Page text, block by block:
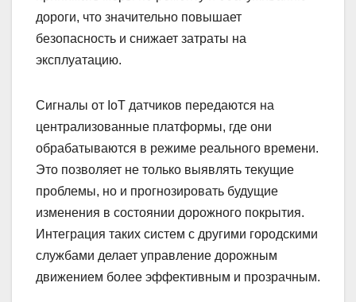
дороги, что значительно повышает
безопасность и снижает затраты на
эксплуатацию.
Сигналы от IoT датчиков передаются на
централизованные платформы, где они
обрабатываются в режиме реального времени.
Это позволяет не только выявлять текущие
проблемы, но и прогнозировать будущие
изменения в состоянии дорожного покрытия.
Интеграция таких систем с другими городскими
службами делает управление дорожным
движением более эффективным и прозрачным.